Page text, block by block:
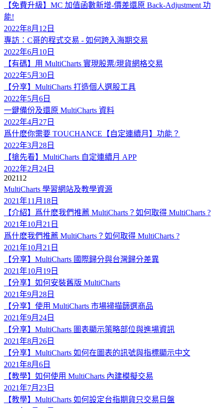
【免費升級】MC 加值函數新增-價差還原 Back-Adjustment 功
能!
2022年8月12日
專訪：C哥的程式交易 - 如何跨入海期交易
2022年6月10日
【有碼】用 MultiCharts 實現股票/現貨網格交易
2022年5月30日
【分享】MultiCharts 打造個人選股工具
2022年5月6日
一鍵備份及還原 MultiCharts 資料
2022年4月27日
爲什麽你需要 TOUCHANCE【自定連續月】功能？
2022年3月28日
【搶先看】MultiCharts 自定連續月 APP
2022年2月24日
202112
MultiCharts 學習網站及教學資源
2021年11月18日
【介紹】爲什麽我們推薦 MultiCharts？如何取得 MultiCharts ?
2021年10月21日
爲什麽我們推薦 MultiCharts？如何取得 MultiCharts ?
2021年10月21日
【分享】MultiCharts 國際歸分與台灣歸分差異
2021年10月19日
【分享】如何安裝舊版 MultiCharts
2021年9月28日
【分享】使用 MultiCharts 市場掃描篩選商品
2021年9月24日
【分享】MultiCharts 圖表顯示策略部位與進場資訊
2021年8月26日
【分享】MultiCharts 如何在圖表的訊號與指標顯示中文
2021年8月6日
【教學】如何使用 MultiCharts 內建模擬交易
2021年7月23日
【教學】MultiCharts 如何設定台指期貨只交易日盤